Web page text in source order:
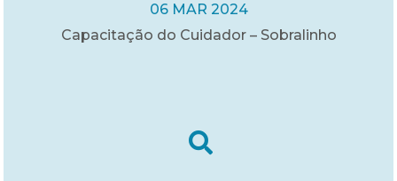
06 MAR 2024
Capacitação do Cuidador – Sobralinho